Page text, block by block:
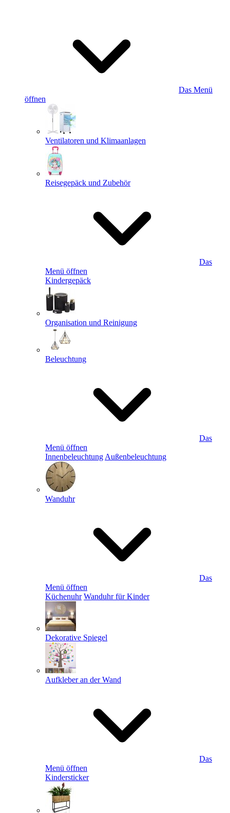
Das Menü
öffnen
Ventilatoren und Klimaanlagen
Reisegepäck und Zubehör
Das
Menü öffnen
Kindergepäck
Organisation und Reinigung
Beleuchtung
Das
Menü öffnen
Innenbeleuchtung Außenbeleuchtung
Wanduhr
Das
Menü öffnen
Küchenuhr Wanduhr für Kinder
Dekorative Spiegel
Aufkleber an der Wand
Das
Menü öffnen
Kindersticker